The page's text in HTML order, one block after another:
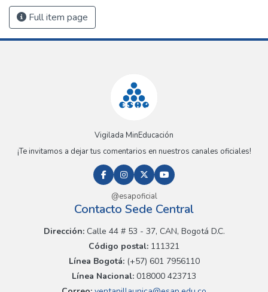
Full item page
Vigilada MinEducación
¡Te invitamos a dejar tus comentarios en nuestros canales oficiales!
@esapoficial
Contacto Sede Central
Dirección:Calle 44 # 53 - 37, CAN, Bogotá D.C.
Código postal: 111321
Línea Bogotá:(+57) 601 7956110
Línea Nacional: 018000 423713